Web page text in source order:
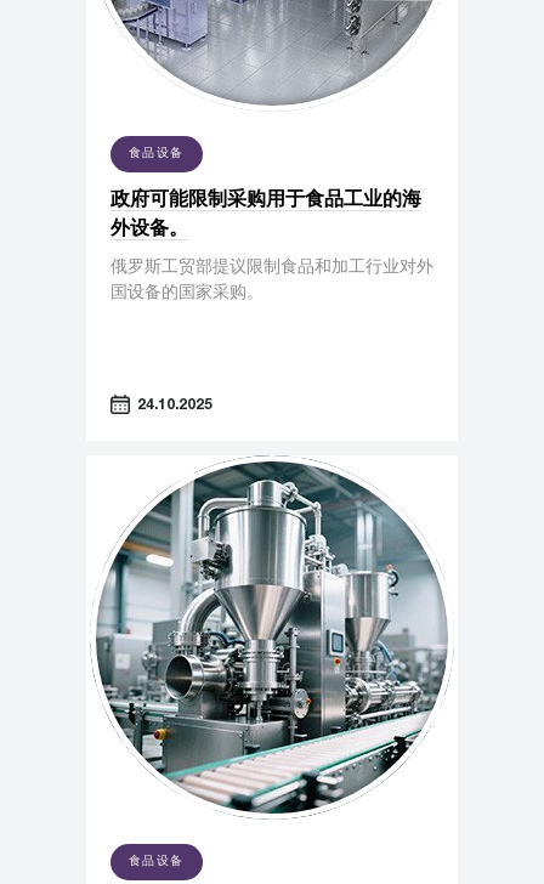
食品设备
政府可能限制采购用于食品工业的海
外设备。
俄罗斯工贸部提议限制食品和加工行业对外
国设备的国家采购。
24.10.2025
食品设备